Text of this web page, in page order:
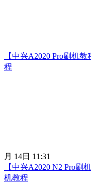
【中兴A2020 Pro刷机
程
月 14日 11:31
【中兴A2020 N2 Pro刷
机教程